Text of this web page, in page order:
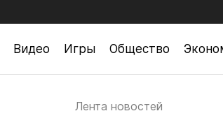
Видео Игры Общество
Лента новостей